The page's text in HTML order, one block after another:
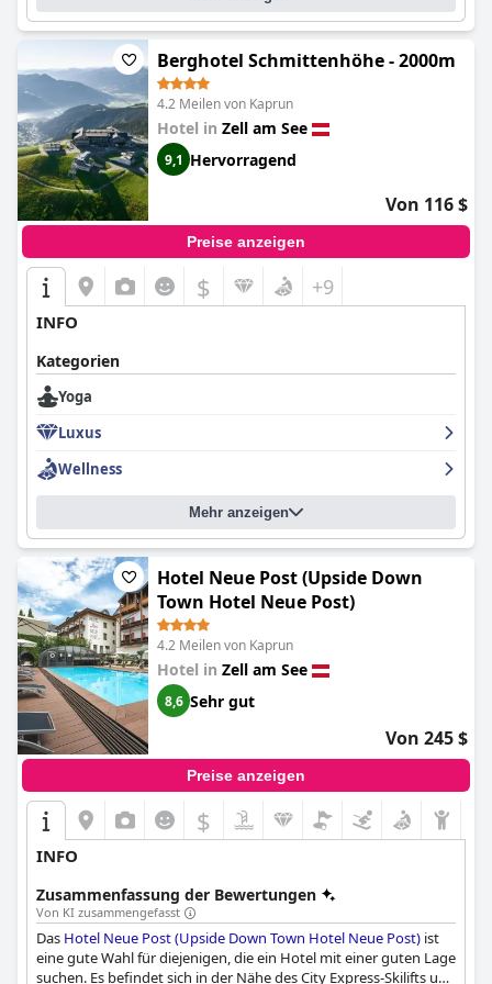
Lage, dem exzellenten Frühstück, dem freundlichen Personal
und den umfangreichen Spa- und Fitnesseinrichtungen, was es
zu einem begehrten Ziel für Familien und Alleinreisende macht.
Berghotel Schmittenhöhe - 2000m
4.2 Meilen von Kaprun
Hotel in Zell am See
9,1 Hervorragend
Von 116 $
Preise anzeigen
$ +9
INFO
Kategorien
Yoga
Luxus
Wellness
Mehr anzeigen
Hotel Neue Post (Upside Down
Town Hotel Neue Post)
4.2 Meilen von Kaprun
Hotel in Zell am See
8,6 Sehr gut
Von 245 $
Preise anzeigen
$
INFO
Zusammenfassung der Bewertungen
Von KI zusammengefasst
Das Hotel Neue Post (Upside Down Town Hotel Neue Post) ist
eine gute Wahl für diejenigen, die ein Hotel mit einer guten Lage
suchen. Es befindet sich in der Nähe des City Express-Skilifts und